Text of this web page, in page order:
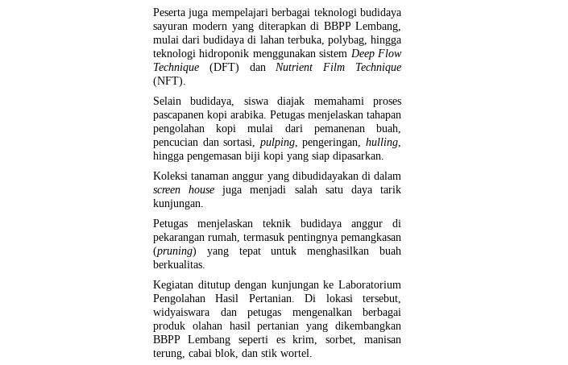
Peserta juga mempelajari berbagai teknologi budidaya
sayuran modern yang diterapkan di BBPP Lembang,
mulai dari budidaya di lahan terbuka, polybag, hingga
teknologi hidroponik menggunakan sistem Deep Flow
Technique (DFT) danNutrient Film Technique
(NFT).
Selain budidaya, siswa diajak memahami proses
pascapanen kopi arabika. Petugas menjelaskan tahapan
pengolahan kopi mulai dari pemanenan buah,
pencucian dan sortasi, pulping, pengeringan,hulling,
hingga pengemasan biji kopi yang siap dipasarkan.
Koleksi tanaman anggur yang dibudidayakan di dalam
screen house juga menjadi salah satu daya tarik
kunjungan.
Petugas menjelaskan teknik budidaya anggur di
pekarangan rumah, termasuk pentingnya pemangkasan
(pruning) yang tepat untuk menghasilkan buah
berkualitas.
Kegiatan ditutup dengan kunjungan ke Laboratorium
Pengolahan Hasil Pertanian. Di lokasi tersebut,
widyaiswara dan petugas mengenalkan berbagai
produk olahan hasil pertanian yang dikembangkan
BBPP Lembang seperti es krim, sorbet, manisan
terung, cabai blok, dan stik wortel.